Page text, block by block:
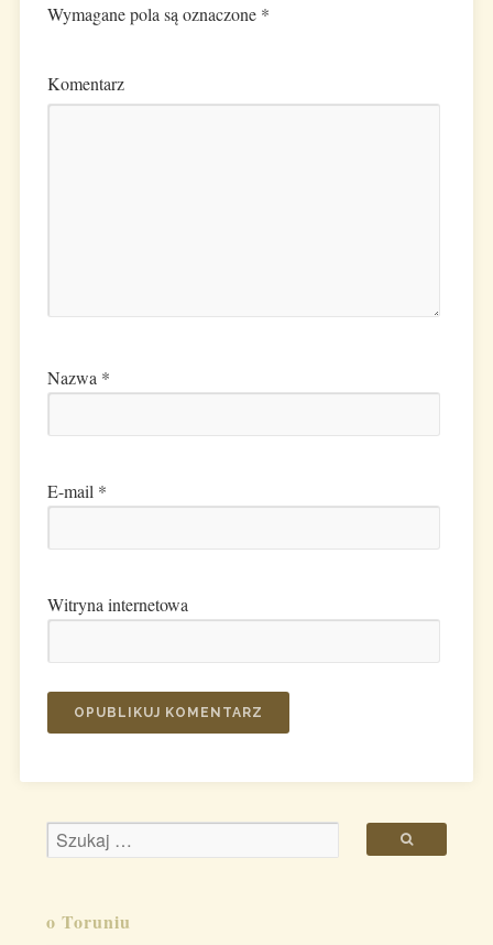
Wymagane pola są oznaczone *
Komentarz
Nazwa *
E-mail *
Witryna internetowa
o Toruniu